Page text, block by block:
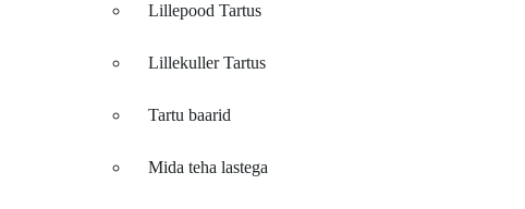
Lillepood Tartus
Lillekuller Tartus
Tartu baarid
Mida teha lastega